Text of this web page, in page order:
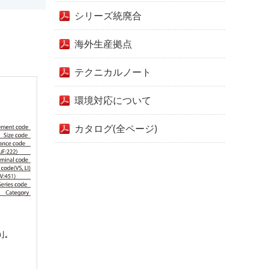
シリーズ統廃合
海外生産拠点
テクニカルノート
環境対応について
カタログ(全ページ)